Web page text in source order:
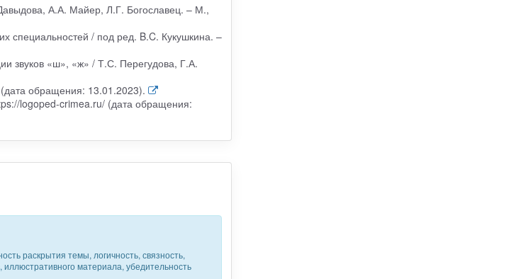
А.А. Майер, Л.Г. Богославец. – М.,
специальностей / под ред. B.C. Кукушкина. –
звуков «ш», «ж» / Т.С. Перегудова, Г.А.
обращения: 13.01.2023).
logoped-crimea.ru/ (дата обращения:
раскрытия темы, логичность, связность,
иллюстративного материала, убедительность